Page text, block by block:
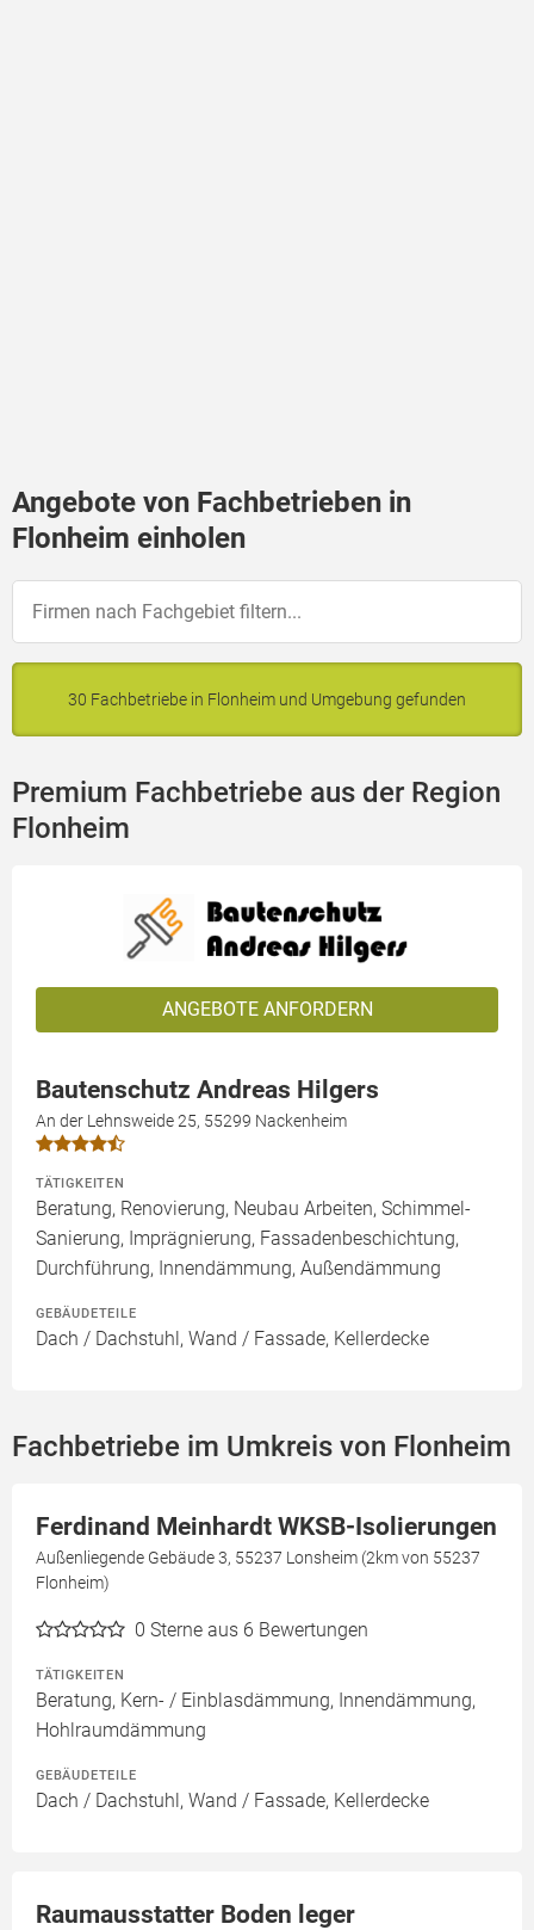
Angebote von Fachbetrieben in
Flonheim einholen
30 Fachbetriebe in Flonheim und Umgebung gefunden
Premium Fachbetriebe aus der Region
Flonheim
ANGEBOTE ANFORDERN
Bautenschutz Andreas Hilgers
An der Lehnsweide 25, 55299 Nackenheim
TÄTIGKEITEN
Beratung, Renovierung, Neubau Arbeiten, Schimmel-
Sanierung, Imprägnierung, Fassadenbeschichtung,
Durchführung, Innendämmung, Außendämmung
GEBÄUDETEILE
Dach / Dachstuhl, Wand / Fassade, Kellerdecke
Fachbetriebe im Umkreis von Flonheim
Ferdinand Meinhardt WKSB-Isolierungen
Außenliegende Gebäude 3, 55237 Lonsheim (2km von 55237
Flonheim)
0 Sterne aus 6 Bewertungen
TÄTIGKEITEN
Beratung, Kern- / Einblasdämmung, Innendämmung,
Hohlraumdämmung
GEBÄUDETEILE
Dach / Dachstuhl, Wand / Fassade, Kellerdecke
Raumausstatter Boden leger